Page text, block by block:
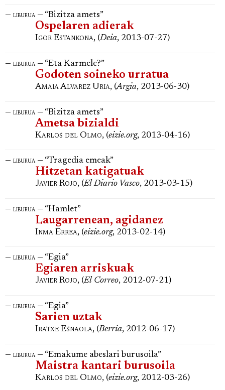
— liburua — “Bizitza amets”
Ospelaren adierak
Igor Estankona, (Deia, 2013-07-27)
— liburua — “Eta Karmele?”
Godoten soineko urratua
Amaia Alvarez Uria, (Argia, 2013-06-30)
— liburua — “Bizitza amets”
Ametsa bizialdi
Karlos del Olmo, (eizie.org, 2013-04-16)
— liburua — “Tragedia emeak”
Hitzetan katigatuak
Javier Rojo, (El Diario Vasco, 2013-03-15)
— liburua — “Hamlet”
Laugarrenean, agidanez
Inma Errea, (eizie.org, 2013-02-14)
— liburua — “Egia”
Egiaren arriskuak
Javier Rojo, (El Correo, 2012-07-21)
— liburua — “Egia”
Sarien uztak
Iratxe Esnaola, (Berria, 2012-06-17)
— liburua — “Emakume abeslari burusoila”
Maistra kantari burusoila
Karlos del Olmo, (eizie.org, 2012-03-26)